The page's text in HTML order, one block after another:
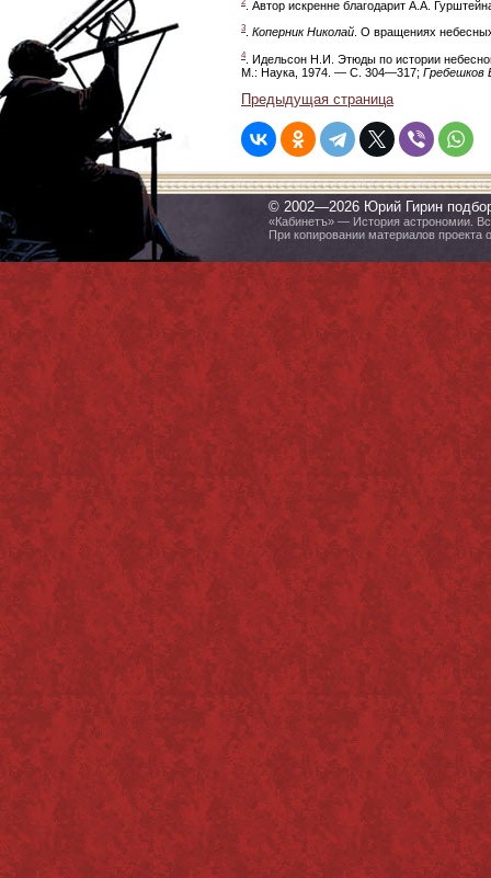
. Автор искренне благодарит А.А.
3 Коперник Николай . О вращениях
4. Идельсон Н.И. Этюды по истории
М.: Наука, 1974. — С. 304—317; Гребешков
Предыдущая страница
© 2002—2026 Юрий Гирин
«Кабинетъ» — История астрономии.
При копировании материалов проекта